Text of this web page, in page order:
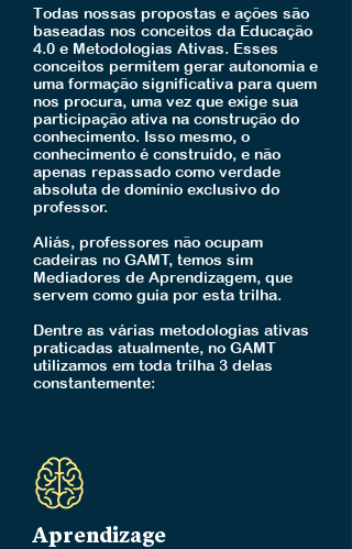
Todas nossas propostas e ações são
baseadas nos conceitos da Educação
4.0 e Metodologias Ativas. Esses
conceitos permitem gerar autonomia e
uma formação significativa para quem
nos procura, uma vez que exige sua
participação ativa na construção do
conhecimento. Isso mesmo, o
conhecimento é construído, e não
apenas repassado como verdade
absoluta de domínio exclusivo do
professor.
Aliás, professores não ocupam
cadeiras no GAMT, temos sim
Mediadores de Aprendizagem, que
servem como guia por esta trilha.
Dentre as várias metodologias ativas
praticadas atualmente, no GAMT
utilizamos em toda trilha 3 delas
constantemente:
Aprendizage